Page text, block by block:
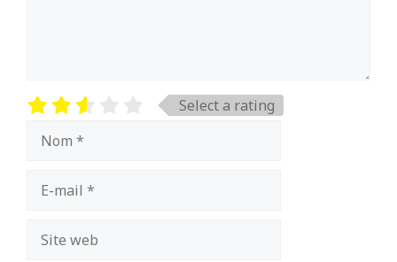
Select a rating
mail
web